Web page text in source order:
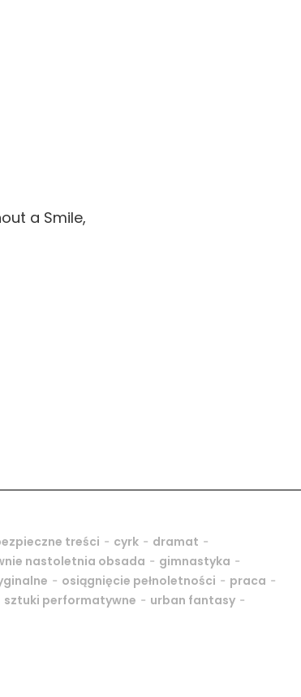
a Smile,
treści - cyrk - dramat -
nastoletnia obsada - gimnastyka -
- osiągnięcie pełnoletności - praca -
sztuki performatywne - urban fantasy -